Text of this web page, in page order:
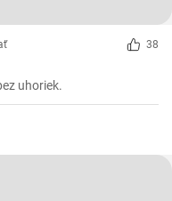
38
uhoriek.